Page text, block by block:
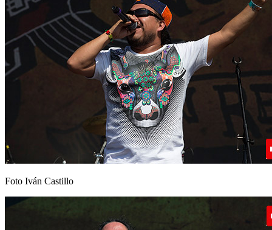
Foto Iván Castillo